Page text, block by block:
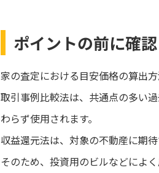
ポイントの前に確
家の査定における目安価格の算出
取引事例比較法は、共通点の多い
わらず使用されます。
収益還元法は、対象の不動産に期
そのため、投資用のビルなどによ